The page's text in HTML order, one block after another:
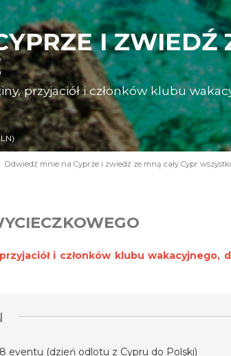
I ZWIEDŹ
przyjaciół i członków klubu
Odwiedź mnie na Cyprze i zwiedź ze mną cały Cypr
i członków klubu wakacyjnego,
eventu (dzień odlotu z Cypru do Polski)